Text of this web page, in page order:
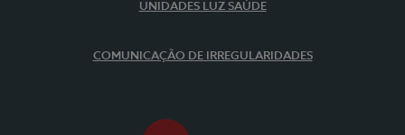
UNIDADES LUZ SAÚDE
COMUNICAÇÃO DE IRREGULARIDADES